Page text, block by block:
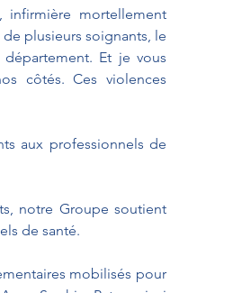
infirmière mortellement
plusieurs soignants, le
Et je vous
côtés. Ces violences
aux professionnels de
notre Groupe soutient
de santé.
mobilisés pour